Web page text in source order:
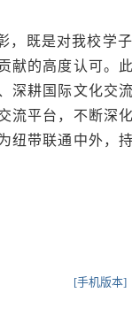
，既是对我校学
献的高度认可。
深耕国际文化交
流平台，不断深
纽带联通中外，
[手机版本]